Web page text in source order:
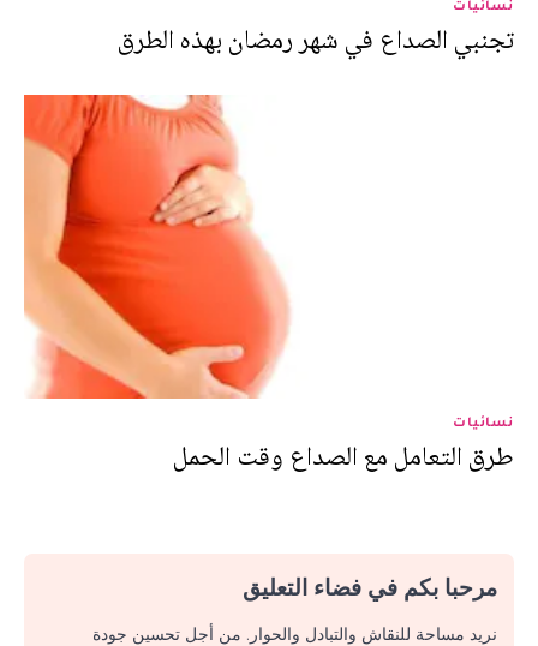
نسائيات
تجنبي الصداع في شهر رمضان بهذه الطرق
نسائيات
طرق التعامل مع الصداع وقت الحمل
مرحبا بكم في فضاء التعليق
نريد مساحة للنقاش والتبادل والحوار. من أجل تحسين جودة